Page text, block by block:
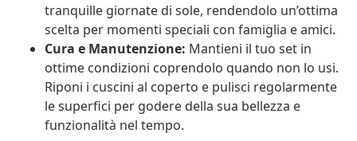
tranquille giornate di sole, rendendolo un’ottima
scelta per momenti speciali con famiglia e amici.
Cura e Manutenzione: Mantieni il tuo set in
ottime condizioni coprendolo quando non lo usi.
Riponi i cuscini al coperto e pulisci regolarmente
le superfici per godere della sua bellezza e
funzionalità nel tempo.